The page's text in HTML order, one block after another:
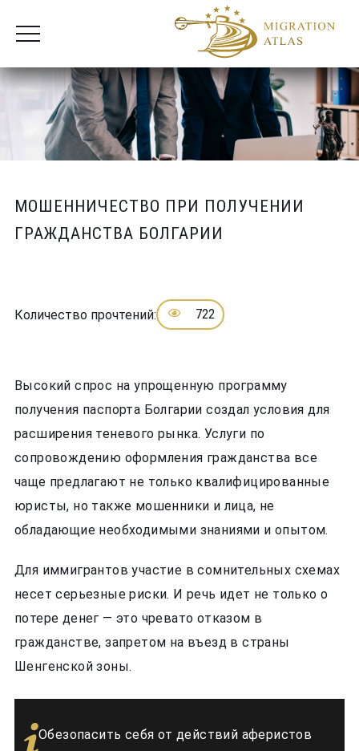
МОШЕННИЧЕСТВО ПРИ ПОЛУЧЕНИИ
ГРАЖДАНСТВА БОЛГАРИИ
Количество прочтений: 722
Высокий спрос на упрощенную программу
получения паспорта Болгарии создал условия для
расширения теневого рынка. Услуги по
сопровождению оформления гражданства все
чаще предлагают не только квалифицированные
юристы, но также мошенники и лица, не
обладающие необходимыми знаниями и опытом.
Для иммигрантов участие в сомнительных схемах
несет серьезные риски. И речь идет не только о
потере денег — это чревато отказом в
гражданстве, запретом на въезд в страны
Шенгенской зоны.
Обезопасить себя от действий аферистов